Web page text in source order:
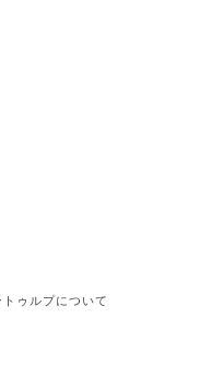
ゥルプについて